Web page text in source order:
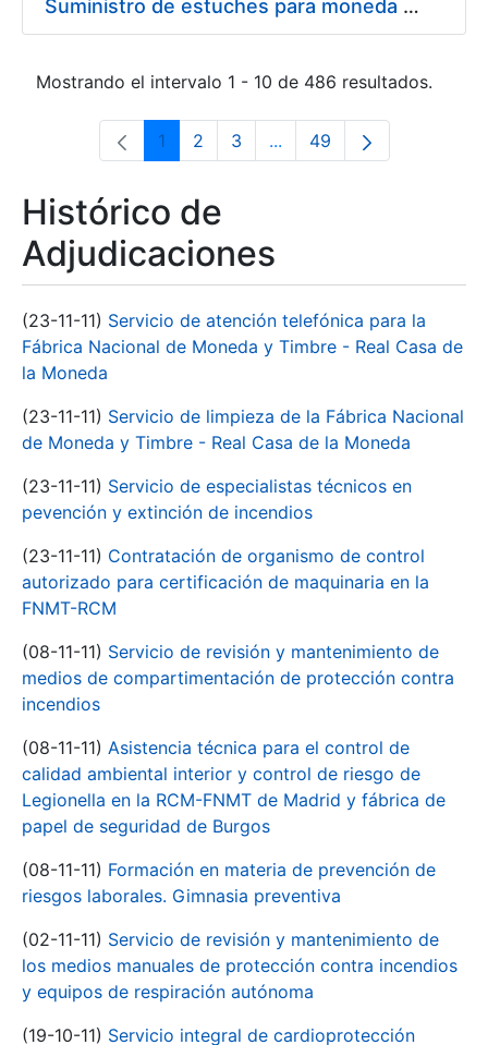
Suministro de estuches para moneda de 30 €
Mostrando el intervalo 1 - 10 de 486 resultados.
Página
1 Página
2 Página
3 ...Páginas intermedias Use
Página
49
Histórico de
Adjudicaciones
(23-11-11) Servicio de atención telefónica para la
Fábrica Nacional de Moneda y Timbre - Real Casa de
la Moneda
(23-11-11) Servicio de limpieza de la Fábrica Nacional
de Moneda y Timbre - Real Casa de la Moneda
(23-11-11) Servicio de especialistas técnicos en
pevención y extinción de incendios
(23-11-11) Contratación de organismo de control
autorizado para certificación de maquinaria en la
FNMT-RCM
(08-11-11) Servicio de revisión y mantenimiento de
medios de compartimentación de protección contra
incendios
(08-11-11) Asistencia técnica para el control de
calidad ambiental interior y control de riesgo de
Legionella en la RCM-FNMT de Madrid y fábrica de
papel de seguridad de Burgos
(08-11-11) Formación en materia de prevención de
riesgos laborales. Gimnasia preventiva
(02-11-11) Servicio de revisión y mantenimiento de
los medios manuales de protección contra incendios
y equipos de respiración autónoma
(19-10-11) Servicio integral de cardioprotección